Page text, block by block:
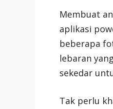
Membuat
aplikasi
beberapa
lebaran
sekedar
Tak perlu